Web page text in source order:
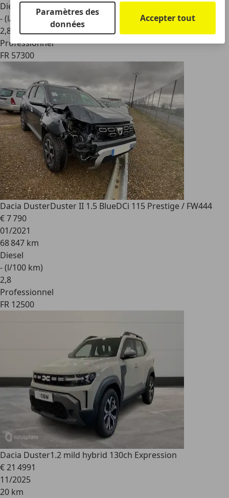
Diesel
- (l/100 km)
2,8
Professionnel
FR 57300
Dacia DusterDuster II 1.5 BlueDCi 115 Prestige / FW444
€ 7 790
01/2021
68 847 km
Diesel
- (l/100 km)
2,8
Professionnel
FR 12500
Dacia Duster1.2 mild hybrid 130ch Expression
€ 21 4991
11/2025
20 km
Paramètres des
données
Accepter tout